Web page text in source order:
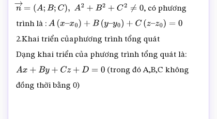
n→=(A; B;C ), A2 +B + C2
, có phương
trình là : A( x– 0)+ ( y– y0) +C( – z0) =0
2.Khai triển củaphương trình tổng quát
Dạng khai triển của phương trình tổng quát là:
Ax+ B y+C z +D= 0
(trong đó A,B,C không
đồng thời bằng 0)